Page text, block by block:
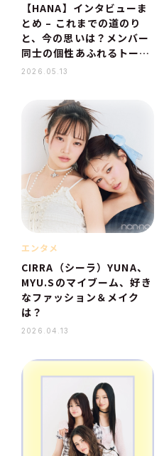
【HANA】インタビューま
とめ – これまでの道のり
と、今の思いは？メンバー
同士の個性あふれるトーク
も！
2026.05.13
エンタメ
CIRRA（シーラ）YUNA、
MYU.Sのマイブーム、好き
なファッション＆メイク
は？
2026.04.13